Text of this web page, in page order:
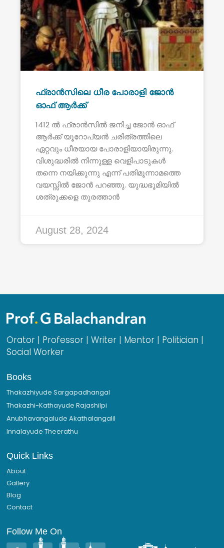
ഫ്രാൻസിലെ ധീര പോരാളി ജോൻ
ഓഫ് ആർക്ക്
1412 ൽ ഫ്രാൻസിൽ ജനിച്ച ജോൻ ഓഫ്
ആർക്ക് യൂറോപ്യൻ ചരിത്രത്തിലെ
ഏറ്റവും ധീരയായ പോരാളിയായിരുന്നു.
വിശുദ്ധരിൽ നിന്നുള്ള വെളിപാടുകൾ
തന്നെ നയിക്കുന്നു എന്ന് പതിമൂന്നാമത്തെ
വയസ്സിൽ ജോൻ പറഞ്ഞു. യുദ്ധഭൂമിയിൽ
ശത്രുക്കളെ തുരത്താൻ
August 28, 2024
Orator | Professor | Writer | Mentor | Politician |
Social Worker
Books
Thakazhiyude Sargapadhangal
Thakazhi-Kathayude Rajashilpi
Anubhavangalude Akathalangalil
Innalayude Theerathu
Quick Links
About
Gallery
Blog
Contact
Follow Me On